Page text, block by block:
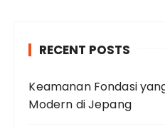
RECENT POSTS
Keamanan Fondasi
Modern di Jepang